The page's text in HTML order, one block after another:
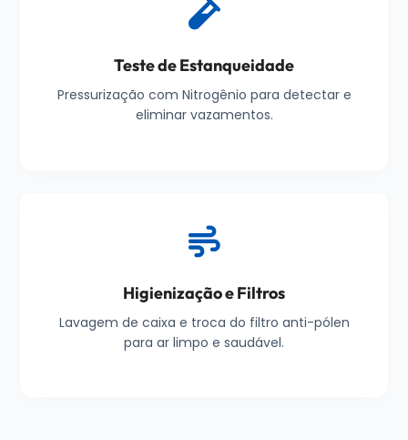
Teste de Estanqueidade
Pressurização com Nitrogênio para detectar e
eliminar vazamentos.
Higienização e Filtros
Lavagem de caixa e troca do filtro anti-pólen
para ar limpo e saudável.